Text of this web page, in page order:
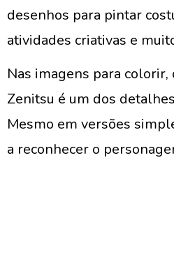
desenhos para pintar
atividades criativas e
Nas imagens para
Zenitsu é um dos
Mesmo em versões
a reconhecer o